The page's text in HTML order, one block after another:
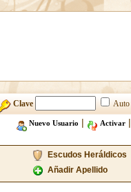
Clave Auto
Nuevo Usuario | Activar|
Escudos Heráldicos
Añadir Apellido